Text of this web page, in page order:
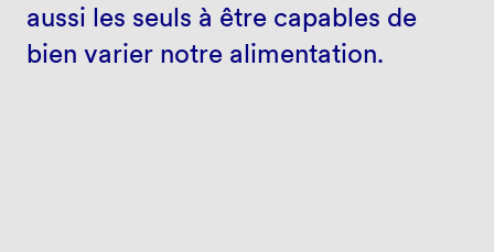
aussi les seuls à être capables de
bien varier notre alimentation.